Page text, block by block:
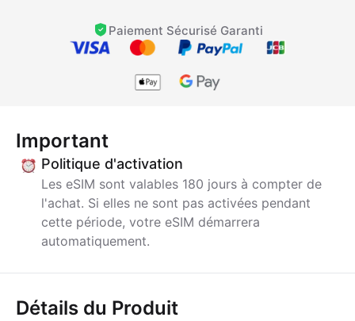
Paiement Sécurisé Garanti
Important
Politique d'activation
Les eSIM sont valables 180 jours à compter de
l'achat. Si elles ne sont pas activées pendant
cette période, votre eSIM démarrera
automatiquement.
Détails du Produit